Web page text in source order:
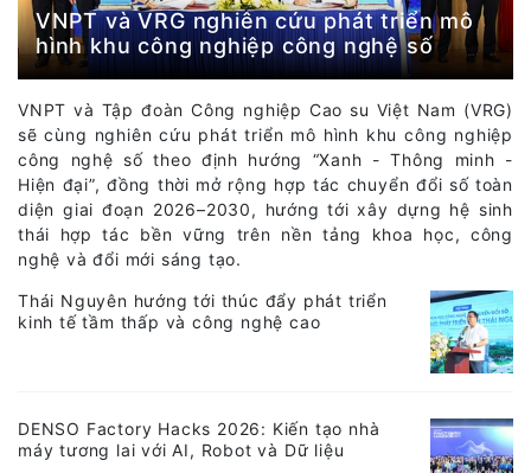
VNPT và VRG nghiên cứu phát triển mô
hình khu công nghiệp công nghệ số
VNPT và Tập đoàn Công nghiệp Cao su Việt Nam (VRG)
sẽ cùng nghiên cứu phát triển mô hình khu công nghiệp
công nghệ số theo định hướng “Xanh - Thông minh -
Hiện đại”, đồng thời mở rộng hợp tác chuyển đổi số toàn
diện giai đoạn 2026–2030, hướng tới xây dựng hệ sinh
thái hợp tác bền vững trên nền tảng khoa học, công
nghệ và đổi mới sáng tạo.
Thái Nguyên hướng tới thúc đẩy phát triển
kinh tế tầm thấp và công nghệ cao
DENSO Factory Hacks 2026: Kiến tạo nhà
máy tương lai với AI, Robot và Dữ liệu